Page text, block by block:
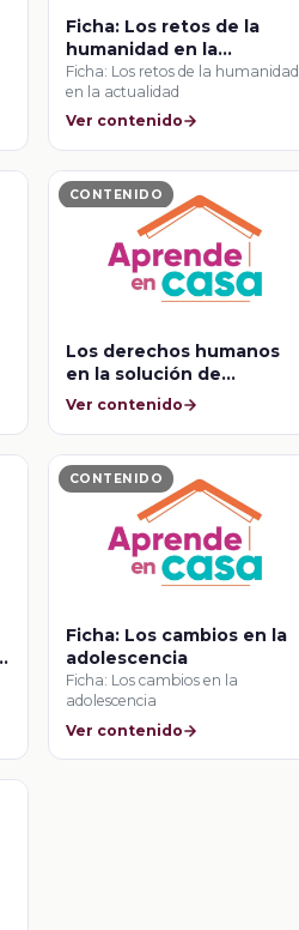
Ficha: Los retos de la
humanidad en la
actualidad
Ficha: Los retos de la humanidad
en la actualidad
Ver contenido
CONTENIDO
Los derechos humanos
en la solución de
conflictos
Ver contenido
CONTENIDO
Ficha: Los cambios en la
adolescencia
Ficha: Los cambios en la
adolescencia
Ver contenido